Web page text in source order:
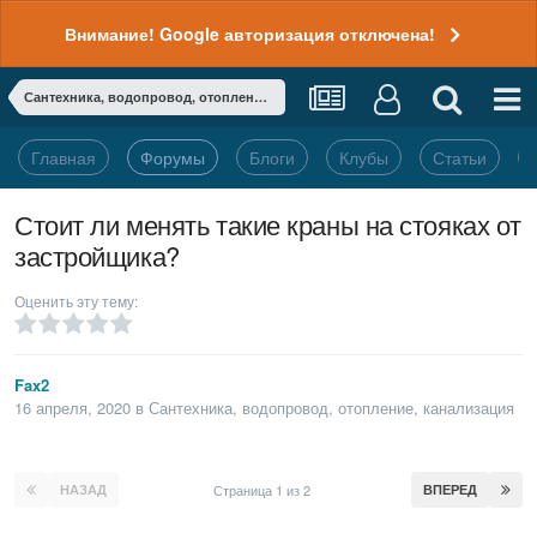
Внимание! Google авторизация отключена!
Сантехника, водопровод, отопление, канализация
Главная Форумы Блоги Клубы Статьи
Стоит ли менять такие краны на стояках от
застройщика?
Оценить эту тему:
Fax2
16 апреля, 2020 в Сантехника, водопровод, отопление, канализация
НАЗАД ВПЕРЕД
Страница 1 из 2